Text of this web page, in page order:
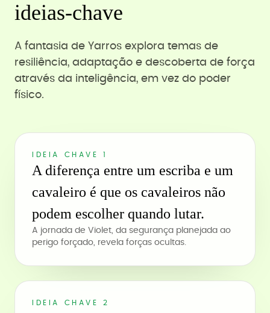
ideias-chave
A fantasia de Yarros explora temas de
resiliência, adaptação e descoberta de força
através da inteligência, em vez do poder
físico.
IDEIA CHAVE 1
A diferença entre um escriba e um
cavaleiro é que os cavaleiros não
podem escolher quando lutar.
A jornada de Violet, da segurança planejada ao
perigo forçado, revela forças ocultas.
IDEIA CHAVE 2